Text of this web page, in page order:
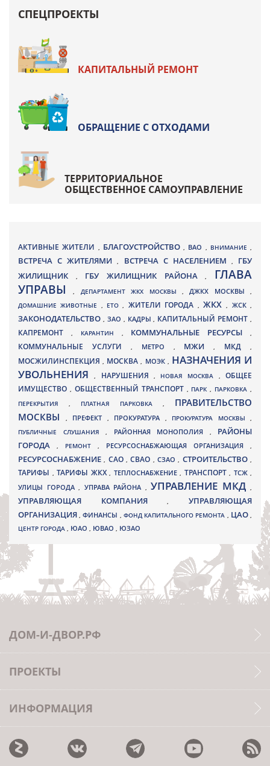
СПЕЦПРОЕКТЫ
КАПИТАЛЬНЫЙ РЕМОНТ
ОБРАЩЕНИЕ С ОТХОДАМИ
ТЕРРИТОРИАЛЬНОЕ
ОБЩЕСТВЕННОЕ САМОУПРАВЛЕНИЕ
АКТИВНЫЕ ЖИТЕЛИ БЛАГОУСТРОЙСТВО ВАО ВНИМАНИЕ
ВСТРЕЧА С ЖИТЕЛЯМИ ВСТРЕЧА С НАСЕЛЕНИЕМ
ГБУ
ЖИЛИЩНИК
ГБУ ЖИЛИЩНИК РАЙОНА
ГЛАВА
УПРАВЫ
ДЕПАРТАМЕНТ ЖКХ МОСКВЫ ,ДЖКХ МОСКВЫ
ДОМАШНИЕ ЖИВОТНЫЕ
ЕТО ЖИТЕЛИ ГОРОДА ЖКХ ЖСК
ЗАКОНОДАТЕЛЬСТВО ЗАО КАДРЫ КАПИТАЛЬНЫЙ РЕМОНТ
КАПРЕМОНТ КАРАНТИН КОММУНАЛЬНЫЕ РЕСУРСЫ
КОММУНАЛЬНЫЕ УСЛУГИ МЕТРО МЖИ МКД
МОСЖИЛИНСПЕКЦИЯ МОСКВА МОЭК
НАЗНАЧЕНИЯ И
УВОЛЬНЕНИЯ
НАРУШЕНИЯ НОВАЯ МОСКВА ,ОБЩЕЕ
ИМУЩЕСТВО
ОБЩЕСТВЕННЫЙ ТРАНСПОРТ ПАРК ПАРКОВКА
ПЕРЕКРЫТИЯ
ПЛАТНАЯ ПАРКОВКА
ПРАВИТЕЛЬСТВО
МОСКВЫ
ПРЕФЕКТ ПРОКУРАТУРА ПРОКУРАТУРА МОСКВЫ
ПУБЛИЧНЫЕ СЛУШАНИЯ
РАЙОННАЯ МОНОПОЛИЯ
РАЙОНЫ
ГОРОДА
РЕМОНТ РЕСУРСОСНАБЖАЮЩАЯ ОРГАНИЗАЦИЯ
РЕСУРСОСНАБЖЕНИЕ САО ,СВАО ,СЗАО СТРОИТЕЛЬСТВО
ТАРИФЫ ТАРИФЫ ЖКХ ТЕПЛОСНАБЖЕНИЕ ТРАНСПОРТ ТСЖ
УЛИЦЫ ГОРОДА УПРАВА РАЙОНА УПРАВЛЕНИЕ МКД
УПРАВЛЯЮЩАЯ КОМПАНИЯ ,УПРАВЛЯЮЩАЯ
ОРГАНИЗАЦИЯ
,ФИНАНСЫ ФОНД КАПИТАЛЬНОГО РЕМОНТА ЦАО
ЦЕНТР ГОРОДА
ЮАО ЮВАО ЮЗАО
ДОМ-И-ДВОР.РФ
ПРОЕКТЫ
ИНФОРМАЦИЯ